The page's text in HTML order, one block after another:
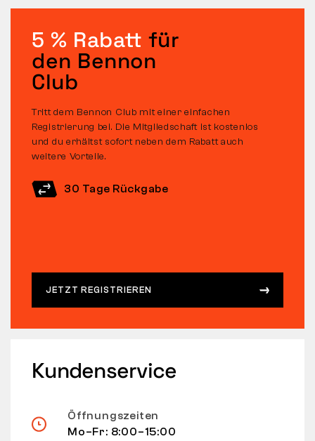
5 % Rabatt für
den Bennon
Club
Tritt dem Bennon Club mit einer einfachen
Registrierung bei. Die Mitgliedschaft ist kostenlos
und du erhältst sofort neben dem Rabatt auch
weitere Vorteile.
30 Tage Rückgabe
JETZT REGISTRIEREN
Kundenservice
Öffnungszeiten
Mo–Fr: 8:00–15:00